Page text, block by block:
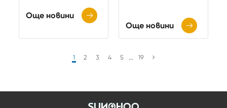
Още новини 
Още новини 
1 2 3 4 5 ... 19